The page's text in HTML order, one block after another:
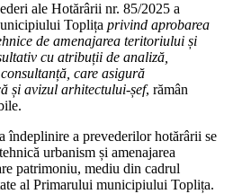
ale Hotărârii nr. 85/2025 a
Toplița privind aprobarea
de amenajarea teritoriului și
cu atribuții de analiză,
care asigură
și avizul arhitectului-șef, rămân
îndeplinire a prevederilor hotărârii se
urbanism și amenajarea
patrimoniu, mediu din cadrul
al Primarului municipiului Toplița.